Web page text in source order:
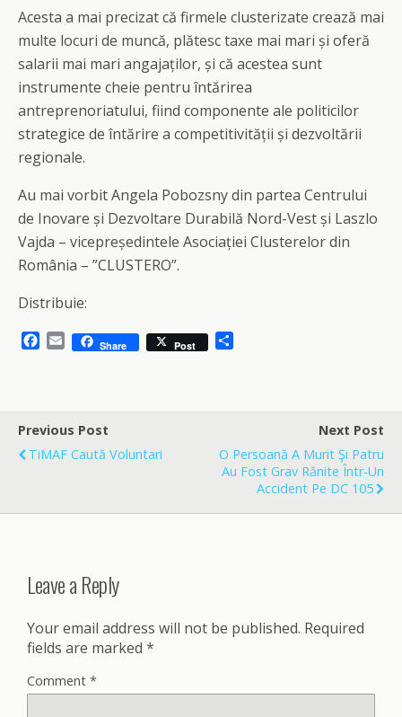
Acesta a mai precizat că firmele clusterizate crează mai
multe locuri de muncă, plătesc taxe mai mari și oferă
salarii mai mari angajaților, și că acestea sunt
instrumente cheie pentru întărirea
antreprenoriatului, fiind componente ale politicilor
strategice de întărire a competitivității și dezvoltării
regionale.
Au mai vorbit Angela Pobozsny din partea Centrului
de Inovare și Dezvoltare Durabilă Nord-Vest și Laszlo
Vajda – vicepreședintele Asociației Clusterelor din
România – ”CLUSTERO”.
Distribuie:
b
o
o
E
l
Share Post
e
Previous Post
TiMAF Caută Voluntari
Next Post
O Persoană A Murit Şi Patru
Au Fost Grav Rănite Într-Un
Accident Pe DC 105
Leave a Reply
Your email address will not be published. Required
fields are marked *
Comment *